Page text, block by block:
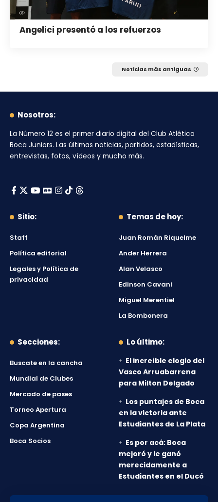
Angelici presentó a los refuerzos
Noticias más antiguas
Nosotros:
La Número 12 es el primer diario digital del Club Atlético
Boca Juniors. Las últimas noticias, partidos, estadísticas,
entrevistas, fotos, vídeos y mucho más.
Sitio:
Staff
Política editorial
Legales y Política de
privacidad
Temas de hoy:
Juan Román Riquelme
Ander Herrera
Alan Velasco
Edinson Cavani
Miguel Merentiel
La Bombonera
Secciones:
Buscate en la cancha
Mundial de Clubes
Mercado de pases
Torneo Apertura
Copa Argentina
Boca Socios
Lo último:
El increíble elogio del
Vasco Arruabarrena
para Milton Delgado
Los puntajes de Boca
en la victoria ante
Estudiantes de La Plata
Es por acá: Boca
mejoró y le ganó
merecidamente a
Estudiantes en el Ducó